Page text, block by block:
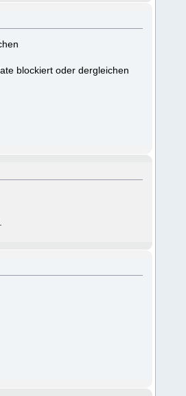
blockiert oder dergleichen